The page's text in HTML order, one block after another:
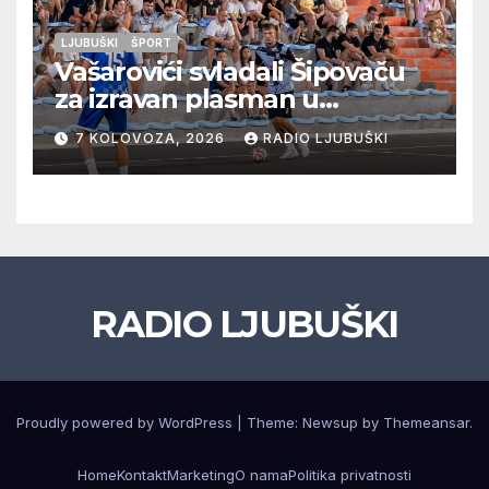
LJUBUŠKI ŠPORT
Vašarovići svladali Šipovaču
za izravan plasman u
četvrtfinale, Grab izborio
prolazak dalje, Klobuk ispao,
večeras počinje četvrtfinale
7 KOLOVOZA, 2026 RADIO LJUBUŠKI
RADIO LJUBUŠKI
Proudly powered by WordPress Theme: Newsup by Themeansar.
HomeKontaktMarketingO namaPolitika privatnosti